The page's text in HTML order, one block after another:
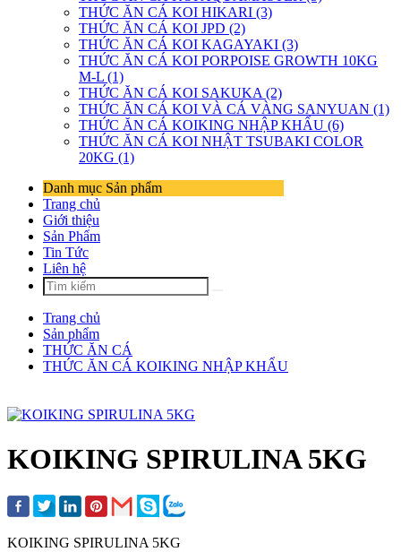
THỨC ĂN CÁ KOI HIKARI (3)
THỨC ĂN CÁ KOI JPD (2)
THỨC ĂN CÁ KOI KAGAYAKI (3)
THỨC ĂN CÁ KOI PORPOISE GROWTH 10KG
M-L (1)
THỨC ĂN CÁ KOI SAKUKA (2)
THỨC ĂN CÁ KOI VÀ CÁ VÀNG SANYUAN (1)
THỨC ĂN CÁ KOIKING NHẬP KHẨU (6)
THỨC ĂN CÁ KOI NHẬT TSUBAKI COLOR
20KG (1)
Danh mục Sản phẩm
Trang chủ
Giới thiệu
Sản Phẩm
Tin Tức
Liên hệ
Trang chủ
Sản phẩm
THỨC ĂN CÁ
THỨC ĂN CÁ KOIKING NHẬP KHẨU
KOIKING SPIRULINA 5KG
KOIKING SPIRULINA 5KG